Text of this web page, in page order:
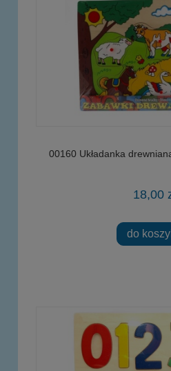
00160 Układanka
18,00
do